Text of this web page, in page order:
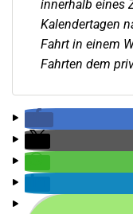
innerhalb eines
Kalendertagen
Fahrt in einem
Fahrten dem